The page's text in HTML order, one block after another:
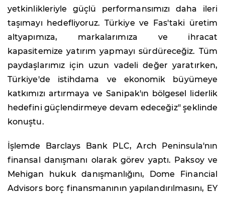
yetkinlikleriyle güçlü performansımızı daha ileri
taşımayı hedefliyoruz. Türkiye ve Fas'taki üretim
altyapımıza, markalarımıza ve ihracat
kapasitemize yatırım yapmayı sürdüreceğiz. Tüm
paydaşlarımız için uzun vadeli değer yaratırken,
Türkiye'de istihdama ve ekonomik büyümeye
katkımızı artırmaya ve Sanipak'ın bölgesel liderlik
hedefini güçlendirmeye devam edeceğiz" şeklinde
konuştu.
İşlemde Barclays Bank PLC, Arch Peninsula'nın
finansal danışmanı olarak görev yaptı. Paksoy ve
Mehigan hukuk danışmanlığını, Dome Financial
Advisors borç finansmanının yapılandırılmasını, EY